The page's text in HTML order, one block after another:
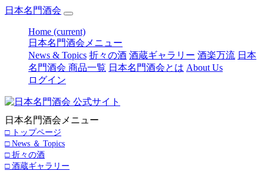
日本名門酒会
Home (current)
日本名門酒会メニュー
News & Topics 折々の酒 酒蔵ギャラリー 酒楽万流 日本
名門酒会 商品一覧 日本名門酒会とは About Us
ログイン
日本名門酒会メニュー
□ トップページ
□ News ＆ Topics
□ 折々の酒
□ 酒蔵ギャラリー